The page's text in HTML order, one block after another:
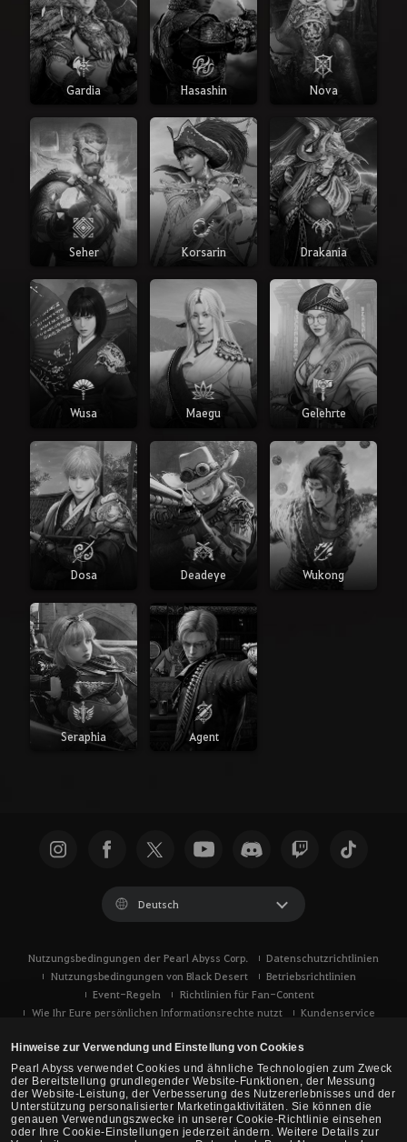
Hinweise zur Verwendung und Einstellung von Cookies
Pearl Abyss verwendet Cookies und ähnliche Technologien zum Zweck
der Bereitstellung grundlegender Website-Funktionen, der Messung
der Website-Leistung, der Verbesserung des Nutzererlebnisses und der
Unterstützung personalisierter Marketingaktivitäten. Sie können die
genauen Verwendungszwecke in unserer Cookie-Richtlinie einsehen
oder Ihre Cookie-Einstellungen jederzeit ändern. Weitere Details zur
Gardia Hasashin Nova
Seher Korsarin Drakania
Wusa Maegu Gelehrte
Dosa Deadeye Wukong
Seraphia Agent
Deutsch
Nutzungsbedingungen der Pearl Abyss Corp.
Datenschutzrichtlinien
Nutzungsbedingungen von Black Desert
Betriebsrichtlinien
Event-Regeln
Richtlinien für Fan-Content
Wie Ihr Eure persönlichen Informationsrechte nutzt
Kundenservice